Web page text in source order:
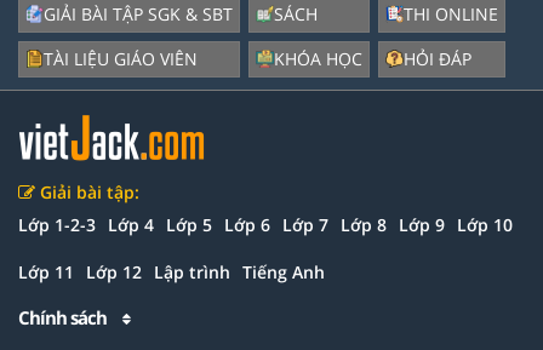
GIẢI BÀI TẬP SGK & SBT
TÀI LIỆU GIÁO VIÊN
SÁCH
KHÓA HỌC
THI ONLINE
HỎI ĐÁP
Giải bài tập:
Lớp 1-2-3 Lớp 4 Lớp 5 Lớp 6 Lớp 7 Lớp 8 Lớp 9 Lớp 10
Lớp 11 Lớp 12 Lập trình Tiếng Anh
Chính sách